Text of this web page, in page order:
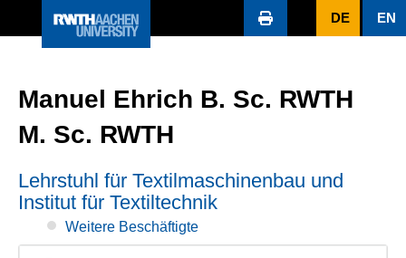
DE EN
Manuel Ehrich B. Sc. RWTH
M. Sc. RWTH
Lehrstuhl für Textilmaschinenbau und
Institut für Textiltechnik
Weitere Beschäftigte